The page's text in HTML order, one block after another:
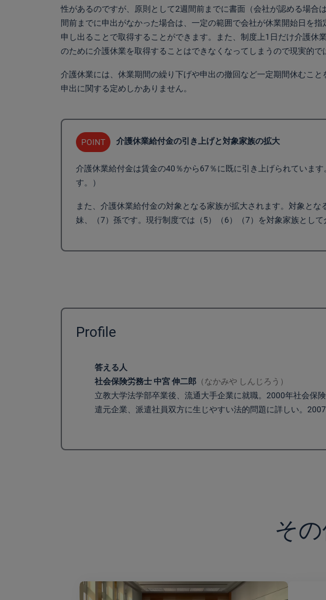
性があるのですが、原則として2週間前までに書面（会社が認める場
間前までに申出がなかった場合は、一定の範囲で会社が休業開始日を
申し出ることで取得することができます。また、制度上1日だけ介護
のために介護休業を取得することはできなくなってしまうので現実的で
介護休業には、休業期間の繰り下げや申出の撤回など一定期間休むこ
申出に関する定めしかありません。
POINT 介護休業給付金の引き上げと対象家族の拡大
介護休業給付金は賃金の40％から67％に既に引き上げられていま
す。）
また、介護休業給付金の対象となる家族が拡大されます。対象と
妹、（7）孫です。現行制度では（5）（6）（7）を対象家族とし
Profile
答える人
社会保険労務士 中宮 伸二郎 （なかみや しんじろう）
立教大学法学部卒業後、流通大手企業に就職。2000年社会保
遣元企業、派遣社員双方に生じやすい法的問題に詳しい。
そ